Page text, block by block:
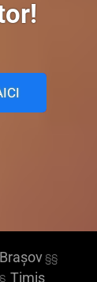
Brașov§§
Timiș